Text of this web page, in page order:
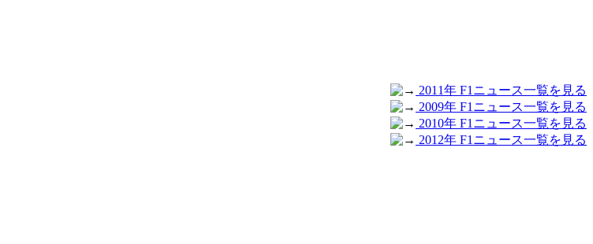
2011年 F1ニュース一覧を見る
2009年 F1ニュース一覧を見る
2010年 F1ニュース一覧を見る
2012年 F1ニュース一覧を見る